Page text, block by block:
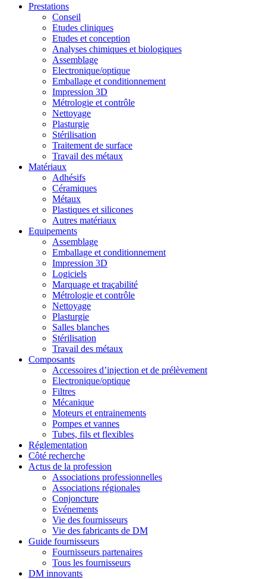
Prestations
Conseil
Etudes cliniques
Etudes et conception
Analyses chimiques et biologiques
Assemblage
Electronique/optique
Emballage et conditionnement
Impression 3D
Métrologie et contrôle
Nettoyage
Plasturgie
Stérilisation
Traitement de surface
Travail des métaux
Matériaux
Adhésifs
Céramiques
Métaux
Plastiques et silicones
Autres matériaux
Equipements
Assemblage
Emballage et conditionnement
Impression 3D
Logiciels
Marquage et traçabilité
Métrologie et contrôle
Nettoyage
Plasturgie
Salles blanches
Stérilisation
Travail des métaux
Composants
Accessoires d’injection et de prélèvement
Electronique/optique
Filtres
Mécanique
Moteurs et entrainements
Pompes et vannes
Tubes, fils et flexibles
Réglementation
Côté recherche
Actus de la profession
Associations professionnelles
Associations régionales
Conjoncture
Evénements
Vie des fournisseurs
Vie des fabricants de DM
Guide fournisseurs
Fournisseurs partenaires
Tous les fournisseurs
DM innovants